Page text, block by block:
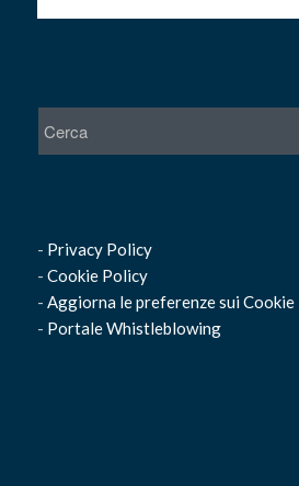
- Privacy Policy
- Cookie Policy
- Aggiorna le preferenze sui Cookie
- Portale Whistleblowing